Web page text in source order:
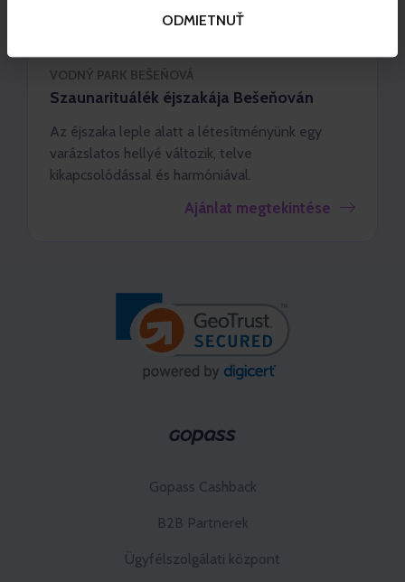
ODMIETNUŤ
VODNÝ PARK BEŠEŇOVÁ
Szaunarituálék éjszakája Bešeňován
Az éjszaka leple alatt a létesítményünk egy
varázslatos hellyé változik, telve
kikapcsolódással és harmóniával.
Ajánlat megtekintése
Gopass Cashback
B2B Partnerek
Ügyfélszolgálati központ